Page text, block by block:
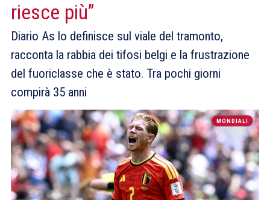
riesce più”
Diario As lo definisce sul viale del tramonto,
racconta la rabbia dei tifosi belgi e la frustrazione
del fuoriclasse che è stato. Tra pochi giorni
compirà 35 anni
MONDIALI